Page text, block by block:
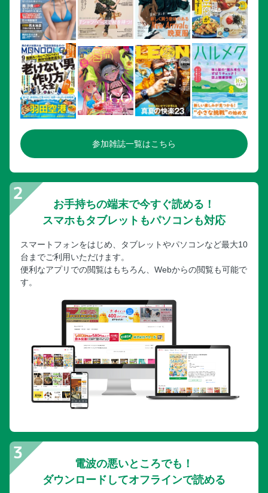
参加雑誌一覧はこちら
お手持ちの端末で今すぐ読める！
スマホもタブレットもパソコンも対応
スマートフォンをはじめ、タブレットやパソコンなど最大10
台までご利用いただけます。
便利なアプリでの閲覧はもちろん、Webからの閲覧も可能で
す。
電波の悪いところでも！
ダウンロードしてオフラインで読める